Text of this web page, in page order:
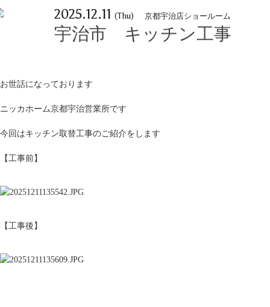
2025.12.11 (Thu) 京都宇治店ショールーム
宇治市 キッチン工事
お世話になっております
ニッカホーム京都宇治営業所です
今回はキッチン取替工事のご紹介をします
【工事前】
【工事後】